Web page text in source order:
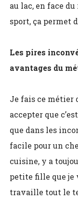
au lac, en face
sport, ça permet
Les pires
avantages du
Je fais ce métier
accepter que
que dans les
facile pour un
cuisine, y a
petite fille que je
travaille tout le